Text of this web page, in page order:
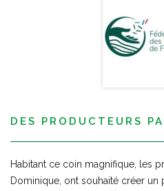
DES PRODUCTEURS
Habitant ce coin magnifique, les
Dominique, ont souhaité créer un